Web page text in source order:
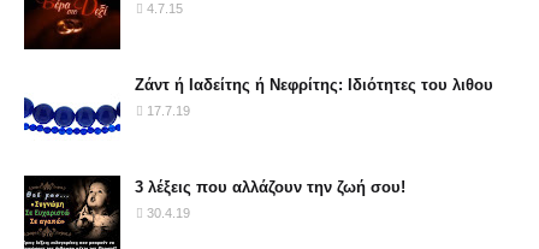
4.7.15
Ζάντ ή Ιαδείτης ή Νεφρίτης: Ιδιότητες του λιθου
17.7.19
3 λέξεις που αλλάζουν την ζωή σου!
30.4.19